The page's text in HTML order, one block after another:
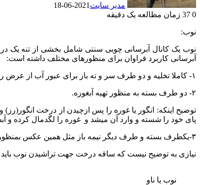
مدیر سایت 2021-06-18
0
زمان مطالعه یک دقیقه
نوب:
نوب یک کانال آبرسانی چوبی سنتی شامل بخشی از تنه یک
آبرسانی کاربرد فراوان برای منظورهای مختلف داشته است:
۱- کاملا تخلیه و دو طرف سر و ته باز برای عبور آب از عرض رودخانه بمنظور تامین آب شالیزارهای.شالیکاران قدیمی شمالی بکمک این وسیله، آب را از روی آب عبورمیدادند.
۲- دو طرف بسته به منظور تهیه آبغوره.
توضیح اینکه: انگور یا غوره را پس ازچیدن از درخت
پای خود را شسته و وارد آن میشد و غوره را لگدمال کرده
۳-یکطرف بسته و طرف دیگر نیمه باز مثل همین عکس بمنظور استفاده آبشخور گله و تامین آب آشامیدنی آنها در ییلاقات
نیازی به توضیح نیست که ساقه درخت جهت تراشیدن نوب
نوب یا ناو